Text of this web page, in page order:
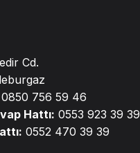
Cd.
0850 756 59 46
Hattı: 0553 923 39 39
0552 470 39 39